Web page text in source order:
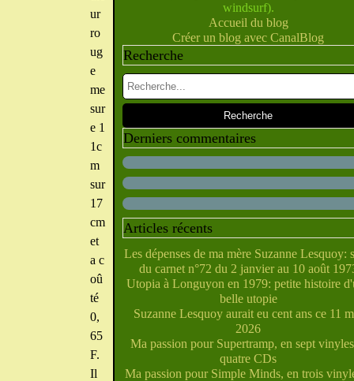
ur
ro
ug
e
me
sur
e 1
1c
m
sur
17
cm
et
a c
oû
té
0,
65
F.
Il
Février(10)
Janvier(14)
Mars(9)
Février(10)
Janvier(10)
Avril(5)
Mars(5)
Février(7)
Mai(10)
Avril(5)
Mars(6)
Janvier(6)
Juin(28)
Mai(28)
Avril(21)
Février(31)
Juillet(40)
Juin(27)
Mai(31)
Mars(38)
Janvier(35)
windsurf).
Accueil du blog
Créer un blog avec CanalBlog
Recherche
Derniers commentaires
Articles récents
Les dépenses de ma mère Suzanne Lesquoy:
du carnet n°72 du 2 janvier au 10 août
Utopia à Longuyon en 1979: petite histoire
belle utopie
Suzanne Lesquoy aurait eu cent ans ce 11
2026
Ma passion pour Supertramp, en sept
quatre CDs
Ma passion pour Simple Minds, en trois